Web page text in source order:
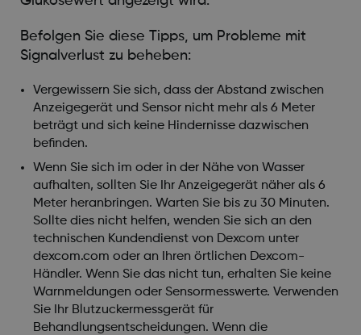
Befolgen Sie diese Tipps, um Probleme mit
Signalverlust zu beheben:
Vergewissern Sie sich, dass der Abstand zwischen
Anzeigegerät und Sensor nicht mehr als 6 Meter
beträgt und sich keine Hindernisse dazwischen
befinden.
Wenn Sie sich im oder in der Nähe von Wasser
aufhalten, sollten Sie Ihr Anzeigegerät näher als 6
Meter heranbringen. Warten Sie bis zu 30 Minuten.
Sollte dies nicht helfen, wenden Sie sich an den
technischen Kundendienst von Dexcom unter
dexcom.com oder an Ihren örtlichen Dexcom-
Händler. Wenn Sie das nicht tun, erhalten Sie keine
Warnmeldungen oder Sensormesswerte. Verwenden
Sie Ihr Blutzuckermessgerät für
Behandlungsentscheidungen. Wenn die